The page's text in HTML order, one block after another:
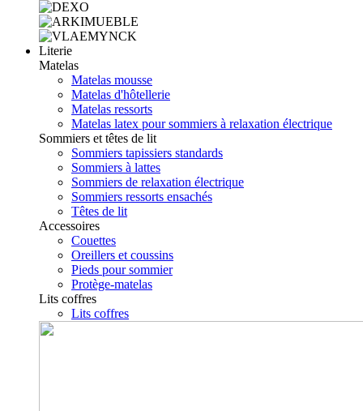
Literie
Matelas
Matelas mousse
Matelas d'hôtellerie
Matelas ressorts
Matelas latex pour sommiers à relaxation électrique
Sommiers et têtes de lit
Sommiers tapissiers standards
Sommiers à lattes
Sommiers de relaxation électrique
Sommiers ressorts ensachés
Têtes de lit
Accessoires
Couettes
Oreillers et coussins
Pieds pour sommier
Protège-matelas
Lits coffres
Lits coffres